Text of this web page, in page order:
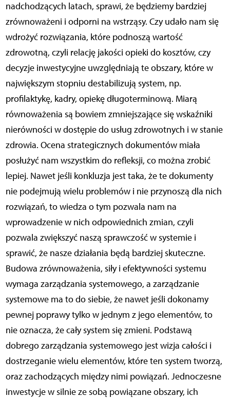
nadchodzących latach, sprawi, że będziemy bardziej
zrównoważeni i odporni na wstrząsy. Czy udało nam się
wdrożyć rozwiązania, które podnoszą wartość
zdrowotną, czyli relację jakości opieki do kosztów, czy
decyzje inwestycyjne uwzględniają te obszary, które w
największym stopniu destabilizują system, np.
profilaktykę, kadry, opiekę długoterminową. Miarą
równoważenia są bowiem zmniejszające się wskaźniki
nierówności w dostępie do usług zdrowotnych i w stanie
zdrowia. Ocena strategicznych dokumentów miała
posłużyć nam wszystkim do refleksji, co można zrobić
lepiej. Nawet jeśli konkluzja jest taka, że te dokumenty
nie podejmują wielu problemów i nie przynoszą dla nich
rozwiązań, to wiedza o tym pozwala nam na
wprowadzenie w nich odpowiednich zmian, czyli
pozwala zwiększyć naszą sprawczość w systemie i
sprawić, że nasze działania będą bardziej skuteczne.
Budowa zrównoważenia, siły i efektywności systemu
wymaga zarządzania systemowego, a zarządzanie
systemowe ma to do siebie, że nawet jeśli dokonamy
pewnej poprawy tylko w jednym z jego elementów, to
nie oznacza, że cały system się zmieni. Podstawą
dobrego zarządzania systemowego jest wizja całości i
dostrzeganie wielu elementów, które ten system tworzą,
oraz zachodzących między nimi powiązań. Jednoczesne
inwestycje w silnie ze sobą powiązane obszary, ich